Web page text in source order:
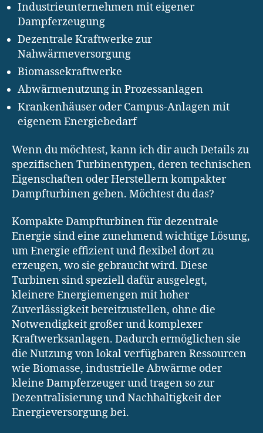
Industrieunternehmen mit eigener
Dampferzeugung
Dezentrale Kraftwerke zur
Nahwärmeversorgung
Biomassekraftwerke
Abwärmenutzung in Prozessanlagen
Krankenhäuser oder Campus-Anlagen mit
eigenem Energiebedarf
Wenn du möchtest, kann ich dir auch Details zu
spezifischen Turbinentypen, deren technischen
Eigenschaften oder Herstellern kompakter
Dampfturbinen geben. Möchtest du das?
Kompakte Dampfturbinen für dezentrale
Energie sind eine zunehmend wichtige Lösung,
um Energie effizient und flexibel dort zu
erzeugen, wo sie gebraucht wird. Diese
Turbinen sind speziell dafür ausgelegt,
kleinere Energiemengen mit hoher
Zuverlässigkeit bereitzustellen, ohne die
Notwendigkeit großer und komplexer
Kraftwerksanlagen. Dadurch ermöglichen sie
die Nutzung von lokal verfügbaren Ressourcen
wie Biomasse, industrielle Abwärme oder
kleine Dampferzeuger und tragen so zur
Dezentralisierung und Nachhaltigkeit der
Energieversorgung bei.